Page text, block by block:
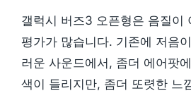
갤럭시 버즈3 오픈형은 음질이
평가가 많습니다. 기존에 저음
러운 사운드에서, 좀더 에어팟
색이 들리지만, 좀더 또렷한 느